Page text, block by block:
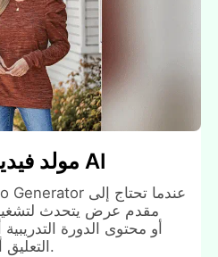
مولد فيديو الصورة الرمزية AI
مقدم عرض يتحدث
التعليق أو مترجم العلامة التجارية.